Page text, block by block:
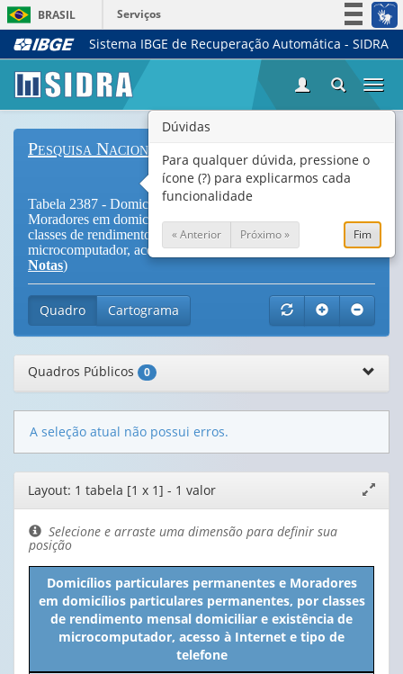
BRASIL
Serviços
Simplifique!
Acesso à informação
Canais
Sistema IBGE de Recuperação Automática - SIDRA
Pesquisa Nacional por Amostra de Domicílios
Tabela 2387 - Domicílios particulares permanentes e
Moradores em domicílios particulares permanentes, por
classes de rendimento mensal domiciliar e existência de
microcomputador, acesso à Internet e tipo de telefone (
Vide
Notas)
Quadro Cartograma
Quadros Públicos 0
A seleção atual não possui erros.
Editor
de
layout
janela
Layout: 1 tabela [1 x 1] - 1 valor
Selecione e arraste uma dimensão para definir sua
posição
Domicílios particulares permanentes e Moradores
em domicílios particulares permanentes, por classes
de rendimento mensal domiciliar e existência de
microcomputador, acesso à Internet e tipo de
telefone
Dúvidas
Para qualquer dúvida, pressione o
ícone (?) para explicarmos cada
funcionalidade
« Anterior Próximo » Fim